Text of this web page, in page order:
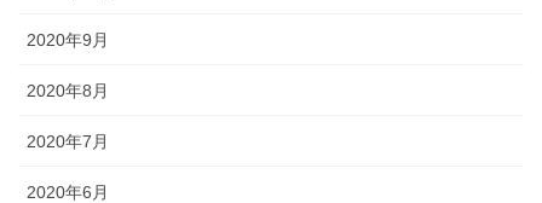
2020年9月
2020年8月
2020年7月
2020年6月